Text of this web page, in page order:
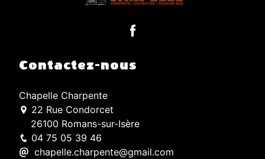
Contactez-nous
Chapelle Charpente
22 Rue Condorcet
26100 Romans-sur-Isère
04 75 05 39 46
chapelle.charpente@gmail.com